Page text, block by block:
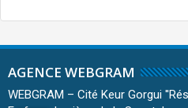
AGENCE WEBGRAM
WEBGRAM – Cité Keur Gorgui